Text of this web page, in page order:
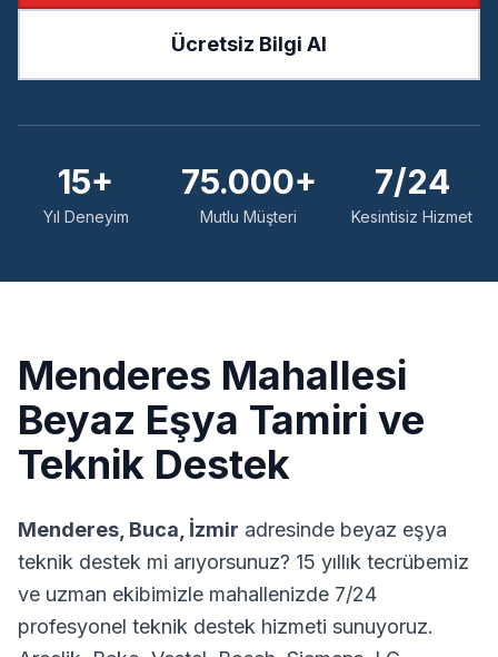
Ücretsiz Bilgi Al
15+
Yıl Deneyim
75.000+
Mutlu Müşteri
7/24
Kesintisiz Hizmet
Menderes Mahallesi
Beyaz Eşya Tamiri ve
Teknik Destek
Menderes Buca İzmir adresinde beyaz eşya
teknik destek mi arıyorsunuz? 15 yıllık tecrübemiz
ve uzman ekibimizle mahallenizde 7/24
profesyonel teknik destek hizmeti sunuyoruz.